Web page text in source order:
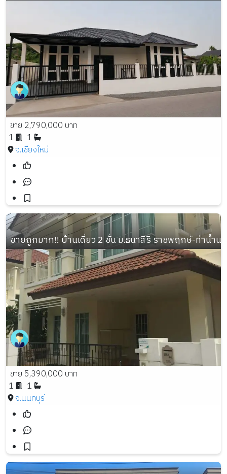
ขาย 2,790,000 บาท
1
1
จ.เชียงใหม่
ขายถูกมาก!! บ้านเดี่ยว 2 ชั้น ม.ธนาสิริ ราชพฤกษ์-ท่าน้ำน
ขาย 5,390,000 บาท
1
1
จ.นนทบุรี